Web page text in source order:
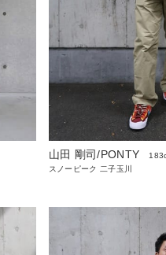
山田 剛司/PONTY
スノーピーク 二子玉川